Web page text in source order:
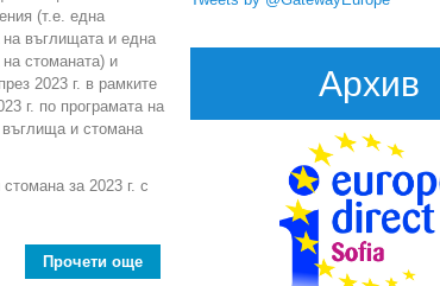
(т.е. една
въглищата и една
стоманата) и
2023 г. в рамките
г. по програмата на
и стомана
за 2023 г. с
Прочети още
about Специални
Архив